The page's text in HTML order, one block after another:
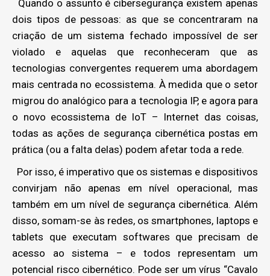
Quando o assunto é cibersegurança existem apenas
dois tipos de pessoas: as que se concentraram na
criação de um sistema fechado impossível de ser
violado e aquelas que reconheceram que as
tecnologias convergentes requerem uma abordagem
mais centrada no ecossistema. À medida que o setor
migrou do analógico para a tecnologia IP, e agora para
o novo ecossistema de IoT – Internet das coisas,
todas as ações de segurança cibernética postas em
prática (ou a falta delas) podem afetar toda a rede.
Por isso, é imperativo que os sistemas e dispositivos
convirjam não apenas em nível operacional, mas
também em um nível de segurança cibernética. Além
disso, somam-se às redes, os smartphones, laptops e
tablets que executam softwares que precisam de
acesso ao sistema – e todos representam um
potencial risco cibernético. Pode ser um vírus “Cavalo